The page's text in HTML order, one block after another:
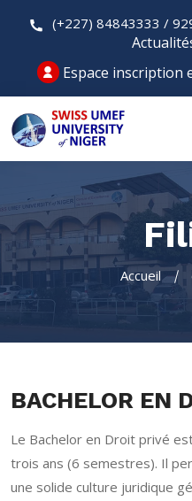
(+227) 84843333 /
Espace inscription
Accueil
BACHELOR EN
Le Bachelor en Droit privé
trois ans (6 semestres). Il
une solide culture juridique